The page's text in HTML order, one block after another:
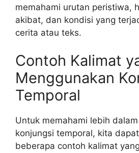
memahami urutan peristiwa,
akibat, dan kondisi yang
cerita atau teks.
Contoh Kalimat
Menggunakan
Temporal
Untuk memahami lebih
konjungsi temporal, kita
beberapa contoh kalimat